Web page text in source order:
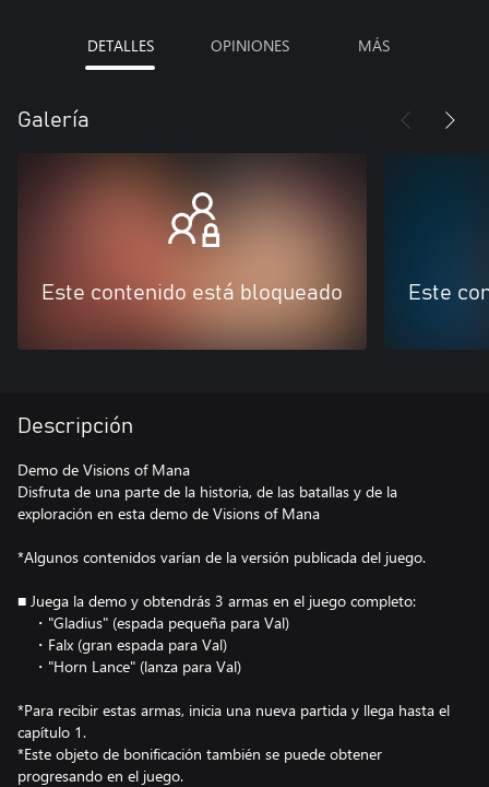
DETALLES OPINIONES MÁS
Galería
Este contenido está bloqueado Este
Descripción
Demo de Visions of Mana
Disfruta de una parte de la historia, de las batallas y de la
exploración en esta demo de Visions of Mana
*Algunos contenidos varían de la versión publicada del juego.
■ Juega la demo y obtendrás 3 armas en el juego completo:
・"Gladius" (espada pequeña para Val)
・Falx (gran espada para Val)
・"Horn Lance" (lanza para Val)
*Para recibir estas armas, inicia una nueva partida y llega hasta el
capítulo 1.
*Este objeto de bonificación también se puede obtener
progresando en el juego.